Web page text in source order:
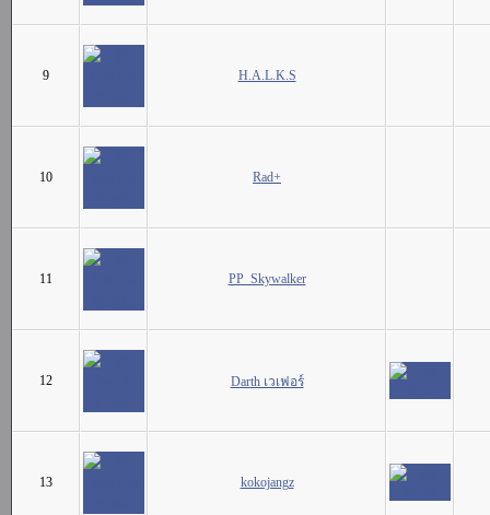
9 H.A.L.K.S
10 Rad+
11 PP_Skywalker
12 Darth เวเฟอร์
13 kokojangz